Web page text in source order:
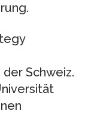
Schweiz.